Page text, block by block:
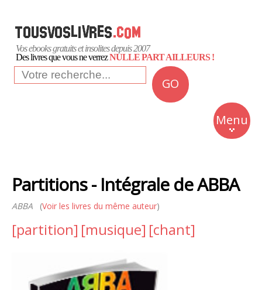
Vos ebooks gratuits et insolites depuis 2007
Des livres que vous ne verrezNULLE PART AILLEURS !
GO
Menu
Insolite
Business
Culture
Partitions - Intégrale de ABBA
ABBA (Voir les livres du même auteur)
[partition] [musique] [chant]